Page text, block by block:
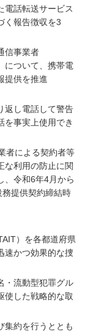
電話転送サービス
く報告徴収を3
信事業者
について、携帯電
提供を推進
返し電話して警告
を事実上使用でき
者による契約者等
な利用の防止に関
、令和6年4月から
提供契約締結時
）を各都道府県
速かつ効果的な捜
・流動型犯罪グル
使した戦略的な取
集約を行うととも